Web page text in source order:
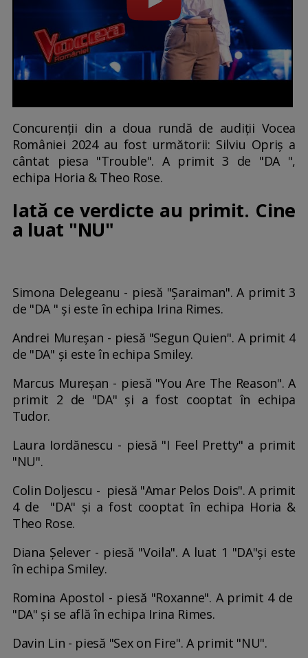
Concurenții din a doua rundă de audiții Vocea
României 2024 au fost următorii: Silviu Opriș a
cântat piesa "Trouble". A primit 3 de "DA ",
echipa Horia & Theo Rose.
Iată ce verdicte au primit. Cine
a luat "NU"
Simona Delegeanu - piesă "Șaraiman". A primit 3
de "DA " și este în echipa Irina Rimes.
Andrei Mureșan - piesă "Segun Quien". A primit 4
de "DA" și este în echipa Smiley.
Marcus Mureșan - piesă "You Are The Reason". A
primit 2 de "DA" și a fost cooptat în echipa
Tudor.
Laura Iordănescu - piesă "I Feel Pretty" a primit
"NU".
Colin Doljescu - piesă "Amar Pelos Dois". A primit
4 de "DA" și a fost cooptat în echipa Horia &
Theo Rose.
Diana Șelever - piesă "Voila". A luat 1 "DA"și este
în echipa Smiley.
Romina Apostol - piesă "Roxanne". A primit 4 de
"DA" și se află în echipa Irina Rimes.
Davin Lin - piesă "Sex on Fire". A primit "NU".